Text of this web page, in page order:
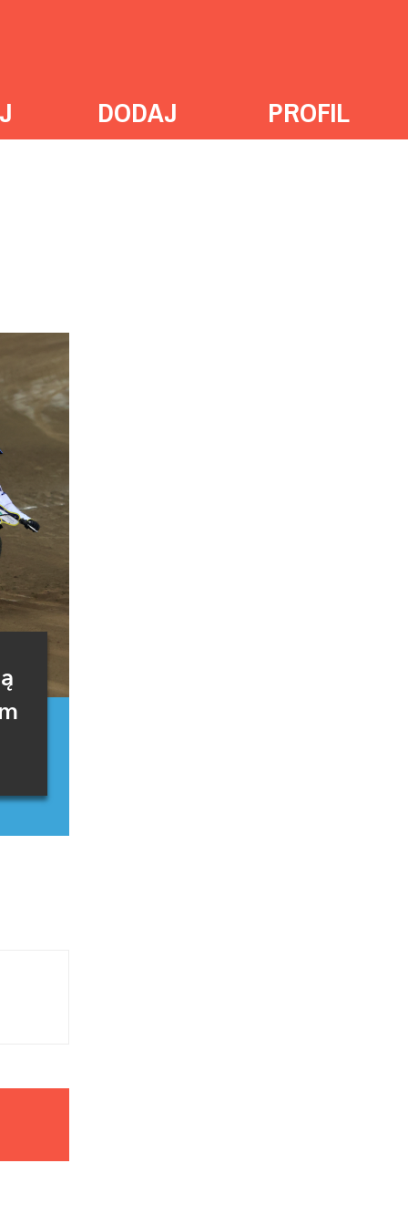
DODAJ PROFIL